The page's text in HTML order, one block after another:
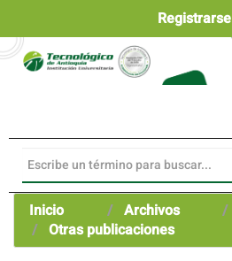
Contenido
principal
Registrarse
Inicio Archivos
Otras publicaciones